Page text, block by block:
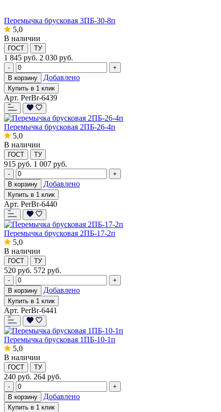
Перемычка брусковая 3ПБ-30-8п
5,0
В наличии
ГОСТ ТУ
1 845 руб. 2 030 руб.
-
+
В корзину
Добавлено
Купить в 1 клик
Арт. PerBr-6439
Перемычка брусковая 2ПБ-26-4п
5,0
В наличии
ГОСТ ТУ
915 руб. 1 007 руб.
-
+
В корзину
Добавлено
Купить в 1 клик
Арт. PerBr-6440
Перемычка брусковая 2ПБ-17-2п
5,0
В наличии
ГОСТ ТУ
520 руб. 572 руб.
-
+
В корзину
Добавлено
Купить в 1 клик
Арт. PerBr-6441
Перемычка брусковая 1ПБ-10-1п
5,0
В наличии
ГОСТ ТУ
240 руб. 264 руб.
-
+
В корзину
Добавлено
Купить в 1 клик